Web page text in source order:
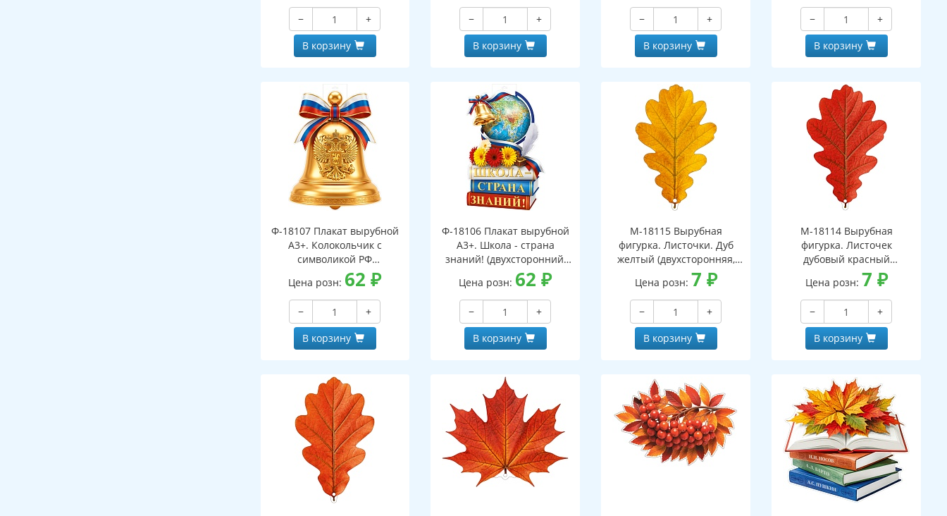
−
+
В корзину
−
+
В корзину
−
+
В корзину
−
+
В корзину
Ф-18107 Плакат вырубной
А3+. Колокольчик с
символикой РФ
(двухсторонний, ВД-лак)
Цена розн: 62₽
−
+
В корзину
Ф-18106 Плакат вырубной
А3+. Школа - страна
знаний! (двухсторонний,
ВД-лак)
Цена розн: 62₽
−
+
В корзину
М-18115 Вырубная
фигурка. Листочки. Дуб
желтый (двухсторонняя,
ВД-лак)
Цена розн: 7 ₽
−
+
В корзину
М-18114 Вырубная
фигурка. Листочек
дубовый красный
(двухсторонняя, ВД-лак)
Цена розн: 7 ₽
−
+
В корзину